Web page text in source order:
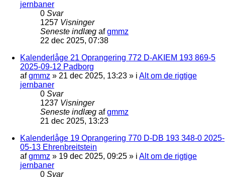
jernbaner
0 Svar
1257 Visninger
Seneste indlæg afgmmz
22 dec 2025, 07:38
Kalenderlåge 21 Oprangering 772 D-AKIEM 193 869-5
2025-09-12 Padborg
afgmmz » 21 dec 2025, 13:23 » i Alt om de rigtige
jernbaner
0 Svar
1237 Visninger
Seneste indlæg afgmmz
21 dec 2025, 13:23
Kalenderlåge 19 Oprangering 770 D-DB 193 348-0 2025-
05-13 Ehrenbreitstein
afgmmz » 19 dec 2025, 09:25 » i Alt om de rigtige
jernbaner
0 Svar